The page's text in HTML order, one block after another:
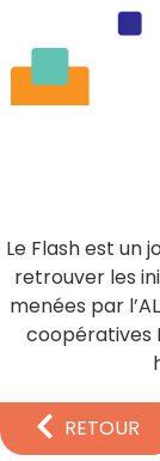
Le Flash est un
retrouver les
menées par
coopératives
RETOUR